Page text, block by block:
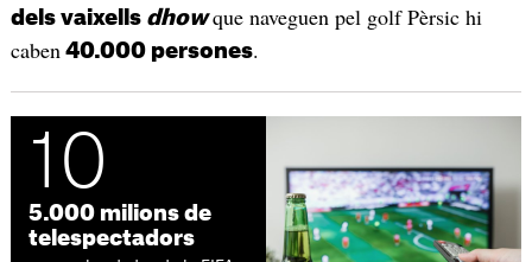
dels vaixells dhow que naveguen pel golf Pèrsic hi
caben 40.000 persones.
10
5.000 milions de
telespectadors